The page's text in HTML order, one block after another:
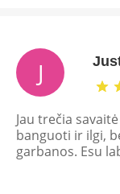
J
Jau trečia
banguoti ir ilgi,
garbanos. Esu